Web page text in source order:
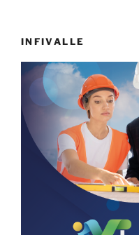
INFIVALLE